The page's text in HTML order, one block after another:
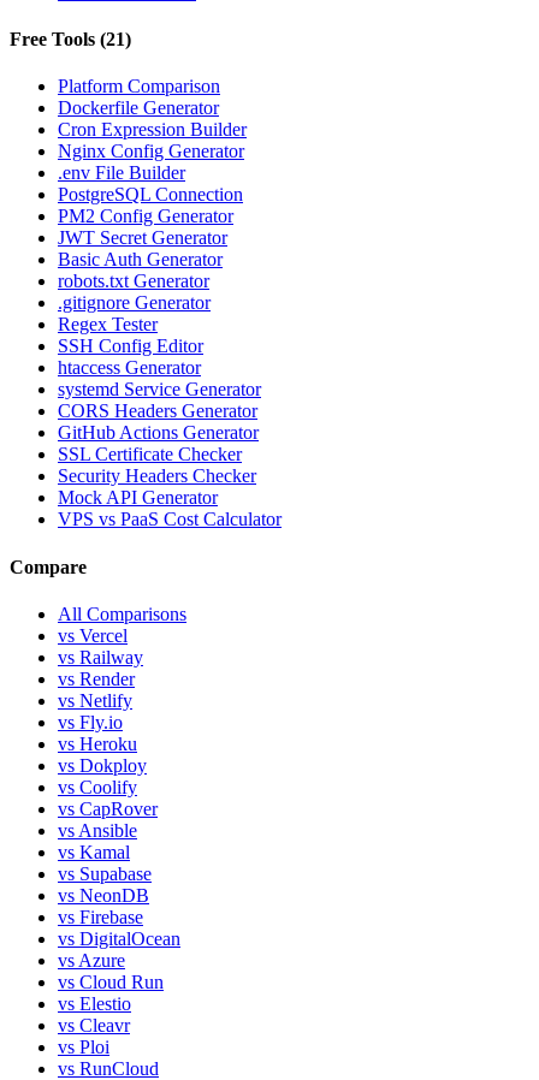
Free Tools (21)
Platform Comparison
Dockerfile Generator
Cron Expression Builder
Nginx Config Generator
.env File Builder
PostgreSQL Connection
PM2 Config Generator
JWT Secret Generator
Basic Auth Generator
robots.txt Generator
.gitignore Generator
Regex Tester
SSH Config Editor
htaccess Generator
systemd Service Generator
CORS Headers Generator
GitHub Actions Generator
SSL Certificate Checker
Security Headers Checker
Mock API Generator
VPS vs PaaS Cost Calculator
Compare
All Comparisons
vs Vercel
vs Railway
vs Render
vs Netlify
vs Fly.io
vs Heroku
vs Dokploy
vs Coolify
vs CapRover
vs Ansible
vs Kamal
vs Supabase
vs NeonDB
vs Firebase
vs DigitalOcean
vs Azure
vs Cloud Run
vs Elestio
vs Cleavr
vs Ploi
vs RunCloud